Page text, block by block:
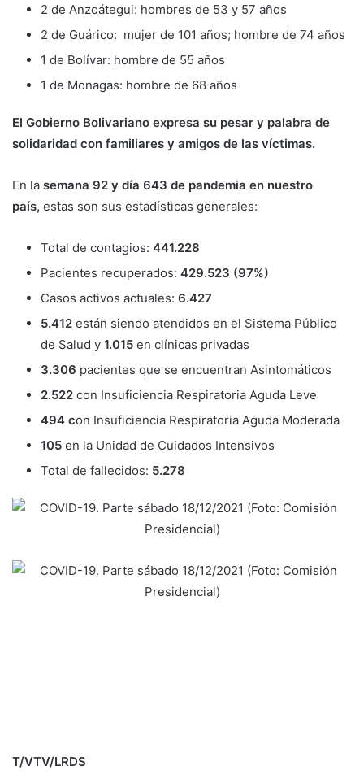
2 de Anzoátegui: hombres de 53 y 57 años
2 de Guárico: mujer de 101 años; hombre de 74 años
1 de Bolívar: hombre de 55 años
1 de Monagas: hombre de 68 años
El Gobierno Bolivariano expresa su pesar y palabra de
solidaridad con familiares y amigos de las víctimas.
En la semana 92 y día 643 de pandemia en nuestro
país, estas son sus estadísticas generales:
Total de contagios: 441.228
Pacientes recuperados: 429.523 (97%)
Casos activos actuales: 6.427
5.412 están siendo atendidos en el Sistema Público
de Salud y 1.015 en clínicas privadas
3.306 pacientes que se encuentran Asintomáticos
2.522 con Insuficiencia Respiratoria Aguda Leve
494 con Insuficiencia Respiratoria Aguda Moderada
105 en la Unidad de Cuidados Intensivos
Total de fallecidos: 5.278
T/VTV/LRDS